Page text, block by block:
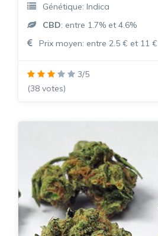
Génétique: Indica
CBD: entre 1.7% et 4.6%
Prix moyen: entre 2.5 € et 11 €
3/5
(38 votes)